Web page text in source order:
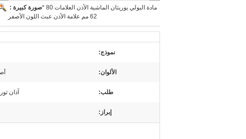
صورة كبيرة :مادة البولي يوريثان الماشية الأذن العلامات 80 *
62 مم علامة الأذن عبث اللون الأصفر
نموذج:
الألوان:
طلب: آذان
إبراز: